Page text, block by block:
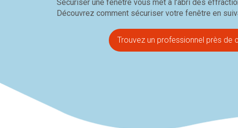
Sécuriser une fenêtre vous met à l’abri des
Découvrez comment sécuriser votre fenêtre en
Trouvez un professionnel près de